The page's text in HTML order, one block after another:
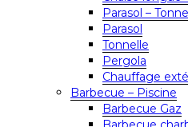
Parasol –
Parasol
Tonnelle
Pergola
Chauffage
Barbecue – Piscine
Barbecue Gaz